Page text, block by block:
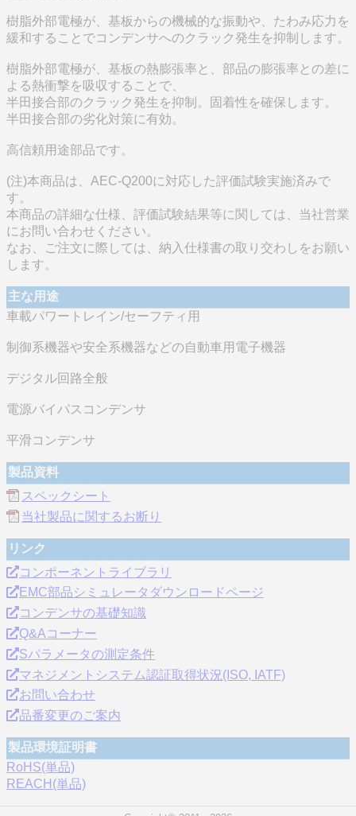
樹脂外部電極が、基板からの機械的な振動や、たわみ応力を
緩和することでコンデンサへのクラック発生を抑制します。
樹脂外部電極が、基板の熱膨張率と、部品の膨張率との差に
よる熱衝撃を吸収することで、
半田接合部のクラック発生を抑制。固着性を確保します。
半田接合部の劣化対策に有効。
高信頼用途部品です。
(注)本商品は、AEC-Q200に対応した評価試験実施済みで
す。
本商品の詳細な仕様、評価試験結果等に関しては、当社営業
にお問い合わせください。
なお、ご注文に際しては、納入仕様書の取り交わしをお願い
します。
主な用途
車載パワートレイン/セーフティ用
制御系機器や安全系機器などの自動車用電子機器
デジタル回路全般
電源バイパスコンデンサ
平滑コンデンサ
製品資料
スペックシート
当社製品に関するお断り
リンク
コンポーネントライブラリ
EMC部品シミュレータダウンロードページ
コンデンサの基礎知識
Q&Aコーナー
Sパラメータの測定条件
マネジメントシステム認証取得状況(ISO, IATF)
お問い合わせ
品番変更のご案内
製品環境証明書
RoHS(単品)
REACH(単品)